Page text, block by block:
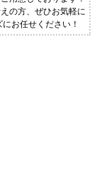
の方、ぜひお気軽に
お任せください！